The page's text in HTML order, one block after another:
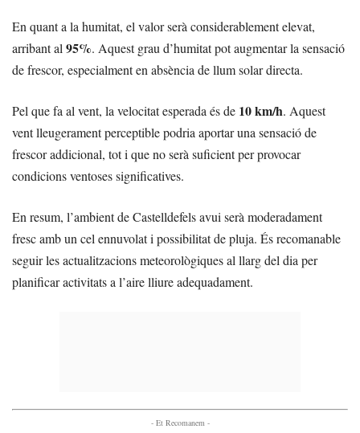
En quant a la humitat, el valor serà considerablement elevat,
arribant al95%. Aquest grau d’humitat pot augmentar la sensació
de frescor, especialment en absència de llum solar directa.
Pel que fa al vent, la velocitat esperada és de 10 km/h. Aquest
vent lleugerament perceptible podria aportar una sensació de
frescor addicional, tot i que no serà suficient per provocar
condicions ventoses significatives.
En resum, l’ambient de Castelldefels avui serà moderadament
fresc amb un cel ennuvolat i possibilitat de pluja. És recomanable
seguir les actualitzacions meteorològiques al llarg del dia per
planificar activitats a l’aire lliure adequadament.
- Et Recomanem -